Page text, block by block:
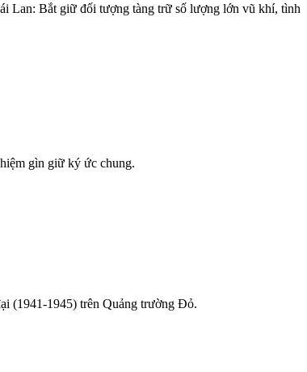
Lan: Bắt giữ đối tượng tàng trữ số lượng lớn vũ khí, tình
gìn giữ ký ức chung.
(1941-1945) trên Quảng trường Đỏ.